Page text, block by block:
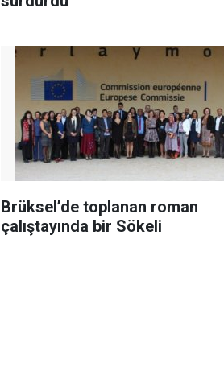
Brüksel’de toplanan roman
çalıştayında bir Sökeli